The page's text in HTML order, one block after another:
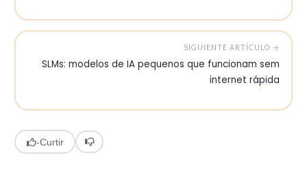
SIGUIENTE ARTÍCULO →
SLMs: modelos de IA pequenos que funcionam sem
internet rápida
-Curtir